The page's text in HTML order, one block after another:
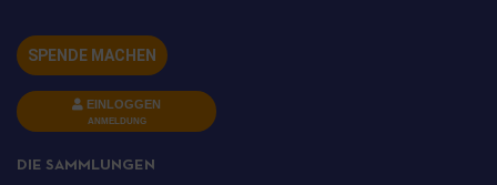
SPENDE MACHEN
EINLOGGEN
ANMELDUNG
DIE SAMMLUNGEN